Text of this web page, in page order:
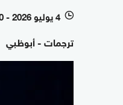
l 4 يوليو 2026 - 13:00 بتوقيت أبوظبي
ترجمات - أبوظبي